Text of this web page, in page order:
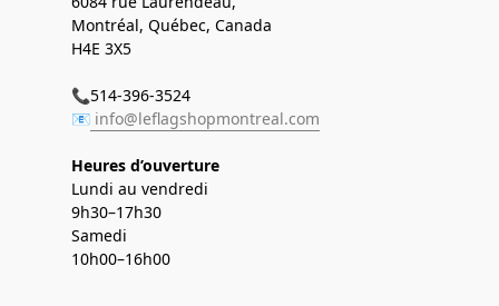
Montréal, Québec, Canada
H4E 3X5
📞514-396-3524
📧 info@leflagshopmontreal.com
Heures d’ouverture
Lundi au vendredi
9h30–17h30
Samedi
10h00–16h00